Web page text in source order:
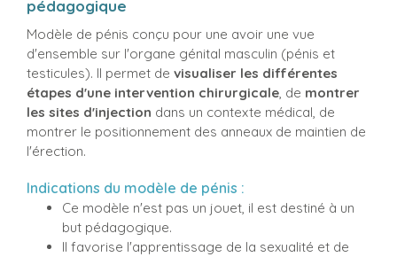
pédagogique
Modèle de pénis conçu pour une avoir une vue
d'ensemble sur l'organe génital masculin (pénis et
testicules). Il permet de visualiser les différentes
étapes d'une intervention chirurgicale , de montrer
les sites d'injection dans un contexte médical, de
montrer le positionnement des anneaux de maintien de
l'érection.
Indications du modèle de pénis :
Ce modèle n'est pas un jouet, il est destiné à un
but pédagogique.
Il favorise l'apprentissage de la sexualité et de